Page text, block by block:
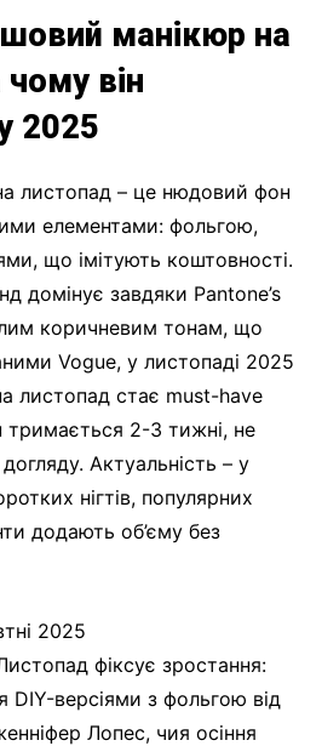
манікюр на
він
2025
листопад – це нюдовий фон
елементами: фольгою,
що імітують коштовності.
домінує завдяки Pantone’s
коричневим тонам, що
Vogue, у листопаді 2025
листопад стає must-have
тримається 2-3 тижні, не
Актуальність – у
нігтів, популярних
додають об’єму без
2025
фіксує зростання:
DIY-версіями з фольгою від
Лопес, чия осіння